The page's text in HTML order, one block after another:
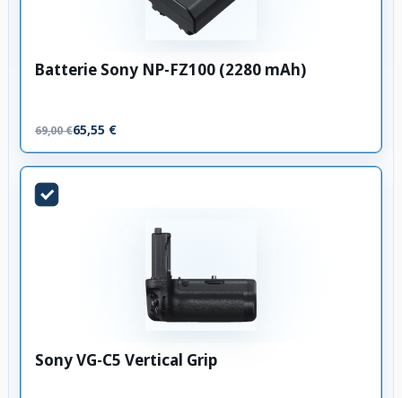
Batterie Sony NP-FZ100 (2280 mAh)
69,00 €65,55 €
Sony VG-C5 Vertical Grip